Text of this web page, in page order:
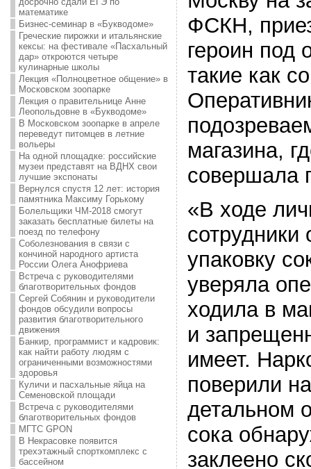
математике
Бизнес-семинар в «Букводоме»
Греческие пирожки и итальянские
кексы: на фестивале «Пасхальный
дар» откроются четыре
кулинарные школы
Лекция «Полноцветное общение» в
Московском зоопарке
Лекция о правительнице Анне
Леопольдовне в «Букводоме»
В Московском зоопарке в апреле
переведут питомцев в летние
вольеры
На одной площадке: российские
музеи представят на ВДНХ свои
лучшие экспонаты
Вернулся спустя 12 лет: история
памятника Максиму Горькому
Болельщики ЧМ-2018 смогут
заказать бесплатные билеты на
поезд по телефону
Соболезнования в связи с
кончиной народного артиста
России Олега Анофриева
Встреча с руководителями
благотворительных фондов
Сергей Собянин и руководители
фондов обсудили вопросы
развития благотворительного
движения
Банкир, программист и кадровик:
как найти работу людям с
ограниченными возможностями
здоровья
Куличи и пасхальные яйца на
Семеновской площади
Встреча с руководителями
благотворительных фондов
МГТС GPON
В Некрасовке появится
трехэтажный спорткомплекс с
бассейном
ФСКН,
героин под
такие как
магазина,
совершала
«В ходе
упаковку
уверяла
ходила в
и
имеет.
поверили
детальном
сока
заклеено